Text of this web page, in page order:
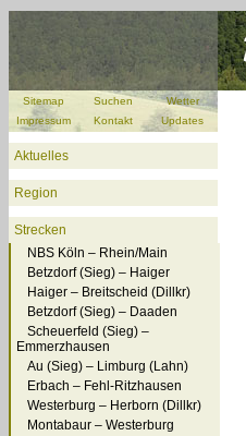
Sitemap Suchen
Wetter
Impressum
Kontakt Updates
Aktuelles
Region
Strecken
NBS Köln – Rhein/Main
Betzdorf (Sieg) – Haiger
Haiger – Breitscheid (Dillkr)
Betzdorf (Sieg) – Daaden
Scheuerfeld (Sieg) –
Emmerzhausen
Au (Sieg) – Limburg (Lahn)
Erbach – Fehl-Ritzhausen
Westerburg – Herborn (Dillkr)
Montabaur – Westerburg